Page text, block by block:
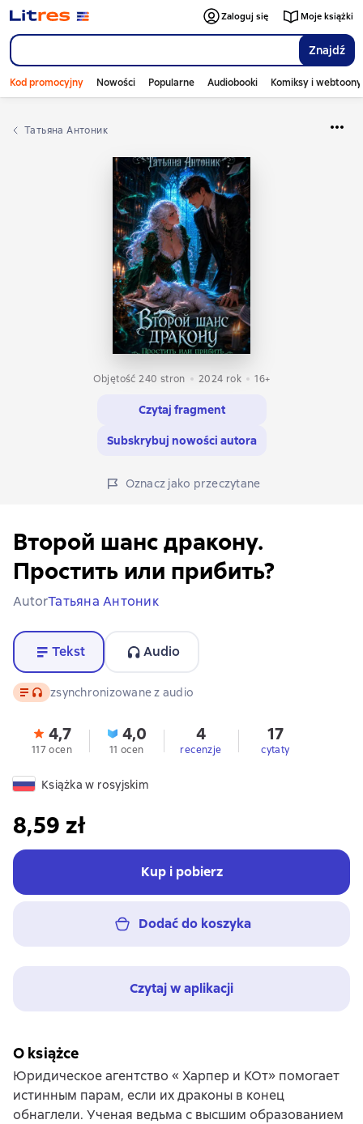
Znajdź
Zaloguj się Moje książki
Kod promocyjny Nowości Popularne Audiobooki Komiksy i webtoony
Татьяна Антоник
Objętość 240 stron 2024 rok 16+
Czytaj fragment
Subskrybuj nowości autora
Oznacz jako przeczytane
Второй шанс дракону.
Простить или прибить?
AutorТатьяна Антоник
Tekst Audio
Tekst, format audio dostępny
zsynchronizowane z audio
4,7
117 ocen
4,0
11 ocen
4
recenzje
17
cytaty
Książka w rosyjskim
8,59 zł
Kup i pobierz
Dodać do koszyka
Czytaj w aplikacji
O książce
Юридическое агентство « Харпер и КОт» помогает
истинным парам, если их драконы в конец
обнаглели. Ученая ведьма с высшим образованием